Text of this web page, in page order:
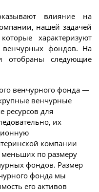
влияние на
нашей задачей
характеризуют
венчурных фондов. На
отобраны следующие
венчурного фонда —
венчурные
для
их
компании
меньших по размеру
фондов. Размер
фонда мы
его активов